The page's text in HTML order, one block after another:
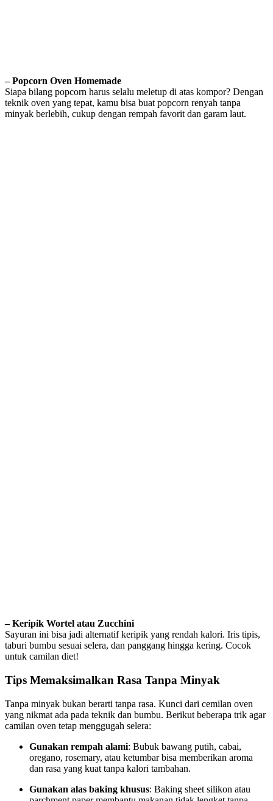
– Popcorn Oven Homemade
Siapa bilang popcorn harus selalu meletup di atas kompor? Dengan
teknik oven yang tepat, kamu bisa buat popcorn renyah tanpa
minyak berlebih, cukup dengan rempah favorit dan garam laut.
– Keripik Wortel atau Zucchini
Sayuran ini bisa jadi alternatif keripik yang rendah kalori. Iris tipis,
taburi bumbu sesuai selera, dan panggang hingga kering. Cocok
untuk camilan diet!
Tips Memaksimalkan Rasa Tanpa Minyak
Tanpa minyak bukan berarti tanpa rasa. Kunci dari cemilan oven
yang nikmat ada pada teknik dan bumbu. Berikut beberapa trik agar
camilan oven tetap menggugah selera:
Gunakan rempah alami: Bubuk bawang putih, cabai,
oregano, rosemary, atau ketumbar bisa memberikan aroma
dan rasa yang kuat tanpa kalori tambahan.
Gunakan alas baking khusus: Baking sheet silikon atau